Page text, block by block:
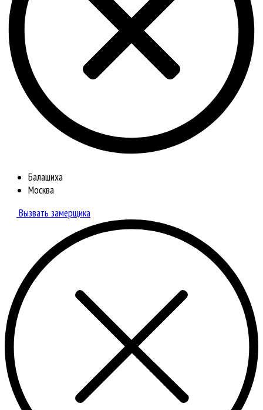
Балашиха
Москва
Вызвать замерщика